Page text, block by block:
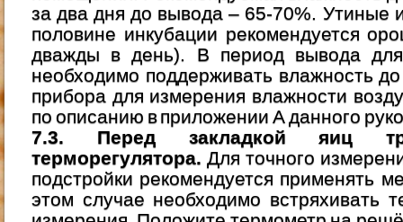
за два дня до вывода – 65-70%. Утиные
половине инкубации рекомендуется
дважды в день). В период вывода
необходимо поддерживать влажность
прибора для измерения влажности
по описанию в приложении А данного
7.3. Перед закладкой яиц
терморегулятора. Для точного
подстройки рекомендуется применять
этом случае необходимо встряхивать